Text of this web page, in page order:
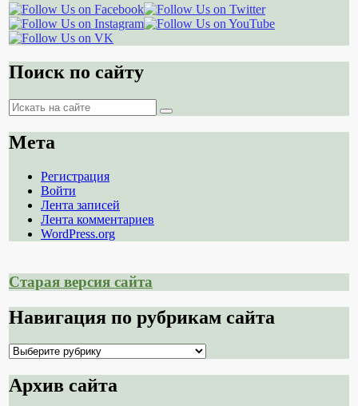
Поиск по сайту
Поиск
Поиск
Мета
Регистрация
Войти
Лента записей
Лента комментариев
WordPress.org
Старая версия сайта
Навигация по рубрикам сайта
Навигация
рубрикам
сайта
Архив сайта